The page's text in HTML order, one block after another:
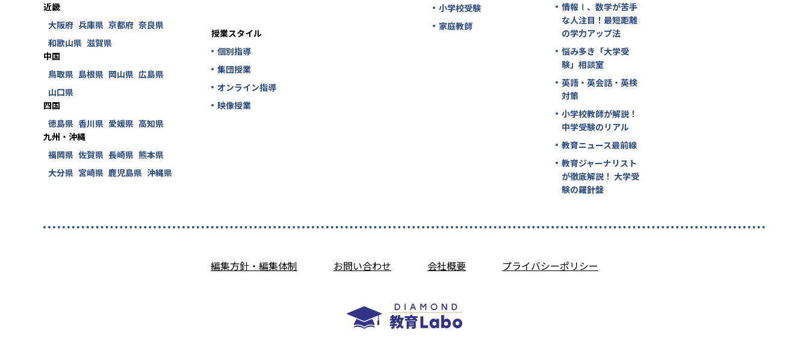
近畿
大阪府 兵庫県 京都府 奈良県
和歌山県 滋賀県
中国
鳥取県 島根県 岡山県 広島県
山口県
四国
徳島県 香川県 愛媛県 高知県
九州・沖縄
福岡県 佐賀県 長崎県 熊本県
大分県 宮崎県 鹿児島県 沖縄県
授業スタイル
個別指導
集団授業
オンライン指導
映像授業
小学校受験
家庭教師
情報Ⅰ、数学が苦手
な人注目！最短距離
の学力アップ法
悩み多き「大学受
験」相談室
英語・英会話・英検
対策
小学校教師が解説！
中学受験のリアル
教育ニュース最前線
教育ジャーナリスト
が徹底解説！ 大学受
験の羅針盤
編集方針・編集体制 お問い合わせ 会社概要 プライバシーポリシー